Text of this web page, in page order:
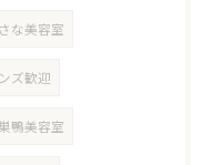
な美容室
ズ歓迎
鴨美容室